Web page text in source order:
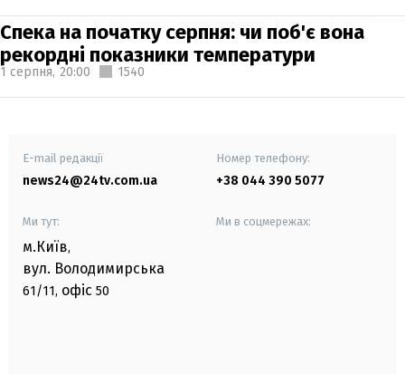
Спека на початку серпня: чи поб'є вона
рекордні показники температури
1 серпня, 20:00 1540
E-mail редакції
news24@24tv.com.ua
Номер телефону:
+38 044 390 5077
Ми тут:
м.Київ,
вул. Володимирська
61/11, офіс 50
Ми в соцмережах: